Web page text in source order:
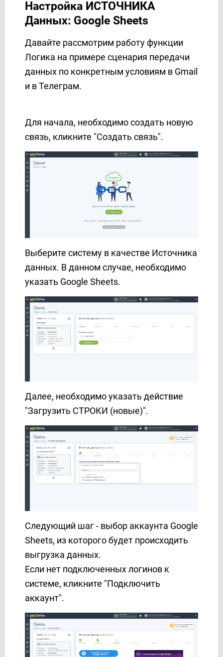
Настройка ИСТОЧНИКА
Данных: Google Sheets
Давайте рассмотрим работу функции
Логика на примере сценария передачи
данных по конкретным условиям в Gmail
и в Телеграм.
Для начала, необходимо создать новую
связь, кликните "Создать связь".
Выберите систему в качестве Источника
данных. В данном случае, необходимо
указать Google Sheets.
Далее, необходимо указать действие
"Загрузить СТРОКИ (новые)".
Следующий шаг - выбор аккаунта Google
Sheets, из которого будет происходить
выгрузка данных.
Если нет подключенных логинов к
системе, кликните "Подключить
аккаунт".